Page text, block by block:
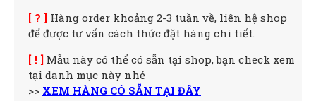
[ ? ] Hàng order khoảng 2-3 tuần về, liên hệ shop
để được tư vấn cách thức đặt hàng chi tiết.
[ ! ] Mẫu này có thể có sẵn tại shop, bạn check xem
tại danh mục này nhé
>> XEM HÀNG CÓ SẴN TẠI ĐÂY